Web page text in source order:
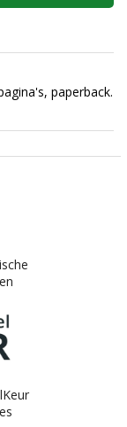
paperback.